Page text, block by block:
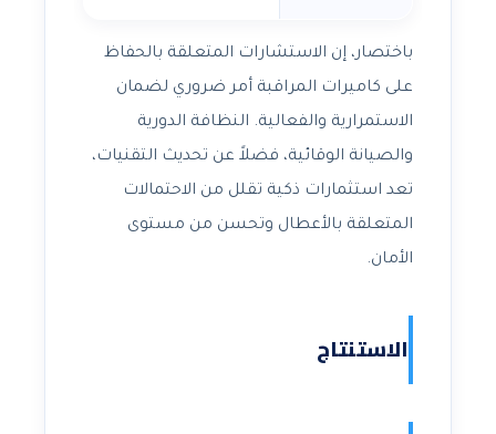
باختصار، إن الاستشارات المتعلقة بالحفاظ
على كاميرات المراقبة أمر ضروري لضمان
الاستمرارية والفعالية. النظافة الدورية
والصيانة الوقائية، فضلاً عن تحديث التقنيات،
تعد استثمارات ذكية تقلل من الاحتمالات
المتعلقة بالأعطال وتحسن من مستوى
الأمان.
الاستنتاج